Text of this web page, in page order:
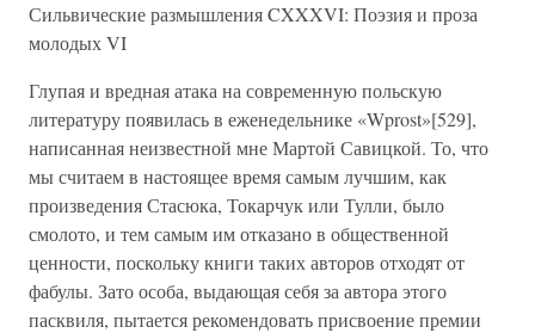
Сильвические размышления CXXXVI: Поэзия и проза
молодых VI
Глупая и вредная атака на современную польскую
литературу появилась в еженедельнике «Wprost»[529],
написанная неизвестной мне Мартой Савицкой. То, что
мы считаем в настоящее время самым лучшим, как
произведения Стасюка, Токарчук или Тулли, было
смолото, и тем самым им отказано в общественной
ценности, поскольку книги таких авторов отходят от
фабулы. Зато особа, выдающая себя за автора этого
пасквиля, пытается рекомендовать присвоение премии